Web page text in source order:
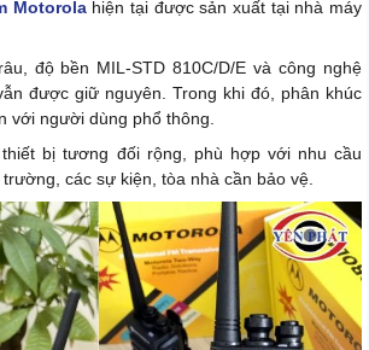
Motorolahiện tại được sản xuất tại nhà máy
độ bền MIL-STD 810C/D/E và công nghệ
được giữ nguyên. Trong khi đó, phân khúc
với người dùng phổ thông.
bị tương đối rộng, phù hợp với nhu cầu
các sự kiện, tòa nhà cần bảo vệ.